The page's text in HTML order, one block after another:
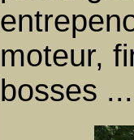
moteur,
bosses